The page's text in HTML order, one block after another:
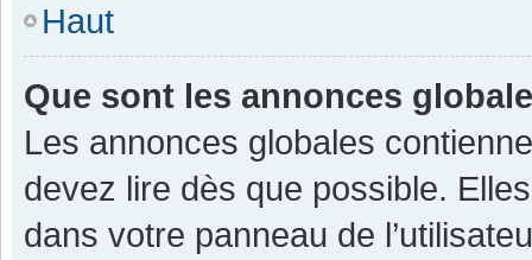
Haut
Que sont les annonces
Les annonces globales
devez lire dès que possible.
dans votre panneau de